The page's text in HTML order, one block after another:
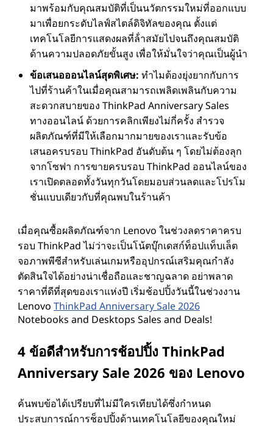
มาพร้อมกับคุณสมบัติที่เป็นนวัตกรรมใหม่ที่ออกแบบ
มาเพื่อยกระดับไลฟ์สไตล์ดิจิทัลของคุณ ตั้งแต่
เทคโนโลยีการแสดงผลที่ล้ําสมัยไปจนถึงคุณสมบัติ
ด้านความปลอดภัยขั้นสูง เพื่อให้มั่นใจว่าคุณเป็นผู้นํา
ข้อเสนอออนไลน์สุดพิเศษ: ทําไมต้องยุ่งยากกับการ
ไปที่ร้านค้าในเมื่อคุณสามารถเพลิดเพลินกับความ
สะดวกสบายของ ThinkPad Anniversary Sales
ทางออนไลน์ ด้วยการคลิกเพียงไม่กี่ครั้ง สํารวจ
ผลิตภัณฑ์ที่มีให้เลือกมากมายของเราและรับข้อ
เสนอครบรอบ ThinkPad อันดับต้น ๆ โดยไม่ต้องลุก
จากโซฟา การขายครบรอบ ThinkPad ออนไลน์ของ
เราเปิดตลอดทั้งวันทุกวันโดยมอบส่วนลดและโปรโม
ชั่นแบบเดียวกับที่คุณพบในร้านค้า
เมื่อคุณซื้อผลิตภัณฑ์จาก Lenovo ในช่วงลดราคาครบ
รอบ ThinkPad ไม่ว่าจะเป็นโน้ตบุ๊กเดสก์ท็อปแท็บเล็ต
จอภาพพีซีสําหรับเล่นเกมหรืออุปกรณ์เสริมคุณกําลัง
ตัดสินใจได้อย่างน่าเชื่อถือและชาญฉลาด อย่าพลาด
ราคาที่ดีที่สุดของเราแห่งปี เริ่มช้อปปิ้งวันนี้ในช่วงงาน
Lenovo ThinkPad Anniversary Sale 2026
Notebooks and Desktops Sales and Deals!
4 ข้อดีสําหรับการช้อปปิ้ง ThinkPad
Anniversary Sale 2026 ของ Lenovo
ค้นพบข้อได้เปรียบที่ไม่มีใครเทียบได้ซึ่งกําหนด
ประสบการณ์การช็อปปิ้งด้านเทคโนโลยีของคุณใหม่